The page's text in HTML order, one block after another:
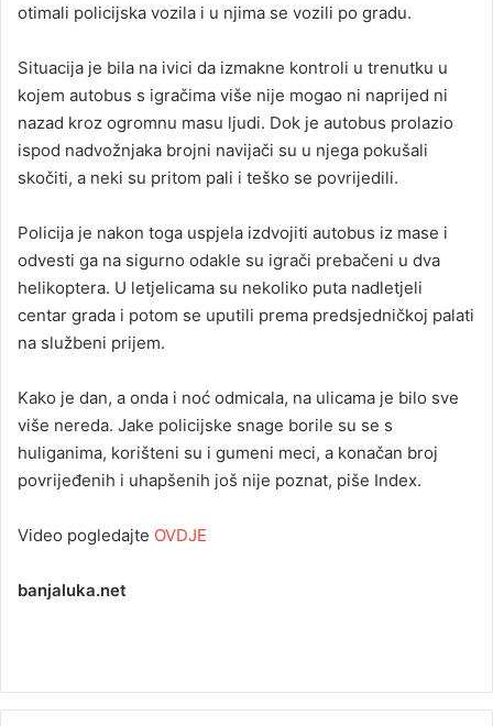
otimali policijska vozila i u njima se vozili po gradu.
Situacija je bila na ivici da izmakne kontroli u trenutku u
kojem autobus s igračima više nije mogao ni naprijed ni
nazad kroz ogromnu masu ljudi. Dok je autobus prolazio
ispod nadvožnjaka brojni navijači su u njega pokušali
skočiti, a neki su pritom pali i teško se povrijedili.
Policija je nakon toga uspjela izdvojiti autobus iz mase i
odvesti ga na sigurno odakle su igrači prebačeni u dva
helikoptera. U letjelicama su nekoliko puta nadletjeli
centar grada i potom se uputili prema predsjedničkoj palati
na službeni prijem.
Kako je dan, a onda i noć odmicala, na ulicama je bilo sve
više nereda. Jake policijske snage borile su se s
huliganima, korišteni su i gumeni meci, a konačan broj
povrijeđenih i uhapšenih još nije poznat, piše Index.
Video pogledajte OVDJE
banjaluka.net